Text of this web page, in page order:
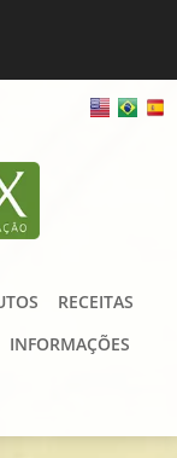
RECEITAS
INFORMAÇÕES